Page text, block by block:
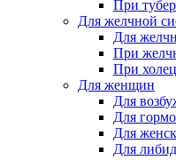
При
Для желчной
Для
При
При
Для женщин
Для
Для
Для
Для